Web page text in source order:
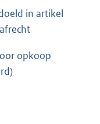
in artikel
opkoop